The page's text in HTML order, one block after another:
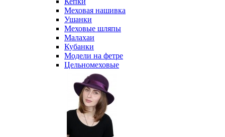
Меховая нашивка
Ушанки
Меховые шляпы
Малахаи
Кубанки
Модели на фетре
Цельномеховые